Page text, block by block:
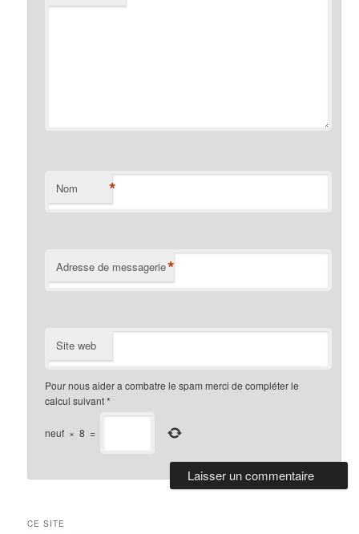
Nom *
Adresse de messagerie*
Site web
Pour nous aider a combatre le spam merci de compléter le
calcul suivant*
neuf × 8 =
CE SITE